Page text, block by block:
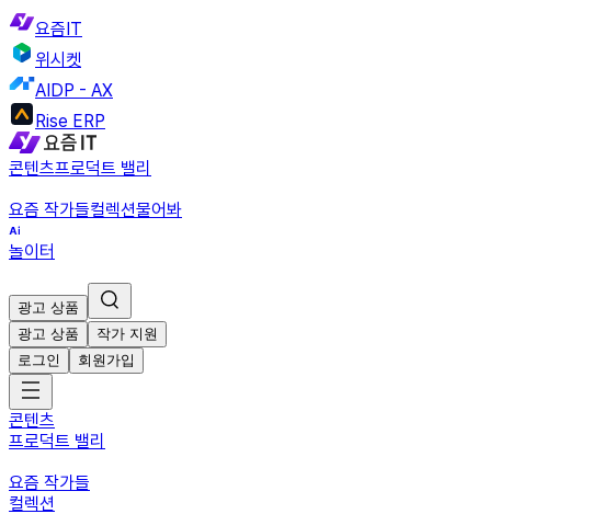
요즘IT
위시켓
AIDP - AX
Rise ERP
콘텐츠프로덕트 밸리
요즘 작가들컬렉션물어봐
놀이터
광고 상품
광고 상품
작가 지원
로그인
회원가입
콘텐츠
프로덕트 밸리
요즘 작가들
컬렉션